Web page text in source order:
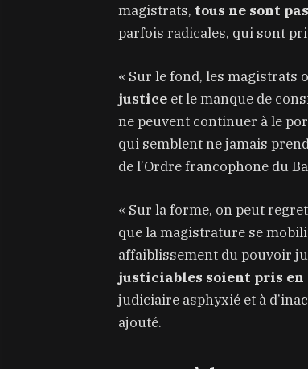
magistrats, tous ne sont
parfois radicales, qui sont
« Sur le fond, les magistrats
justiceet le manque de
ne peuvent continuer à le
qui semblent ne jamais
de l’Ordre francophone du
« Sur la forme, on peut
que la magistrature se
affaiblissement du pouvoir
justiciables soient pris en
judiciaire asphyxié et à
ajouté.